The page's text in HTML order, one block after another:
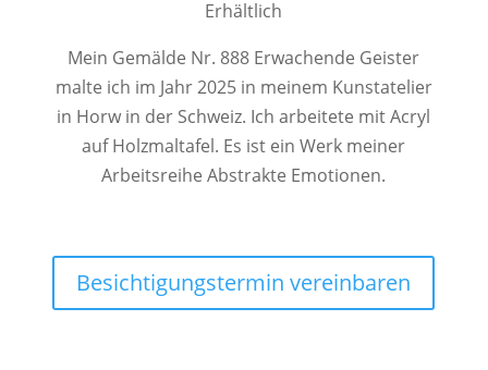
Erhältlich
Mein Gemälde Nr. 888 Erwachende Geister
malte ich im Jahr 2025 in meinem Kunstatelier
in Horw in der Schweiz. Ich arbeitete mit Acryl
auf Holzmaltafel. Es ist ein Werk meiner
Arbeitsreihe Abstrakte Emotionen.
Besichtigungstermin vereinbaren